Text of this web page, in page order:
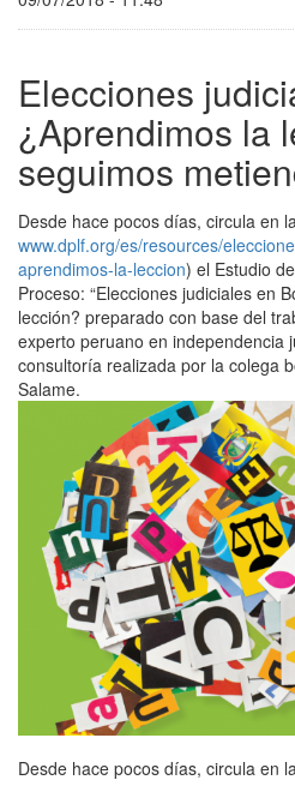
Elecciones
¿Aprendimos la
seguimos
Desde hace pocos días, circula en
www.dplf.org/es/resources/
aprendimos-la-leccion) el Estudio
Proceso: “Elecciones judiciales en
lección? preparado con base del
experto peruano en independencia
consultoría realizada por la colega
Salame.
Desde hace pocos días, circula en